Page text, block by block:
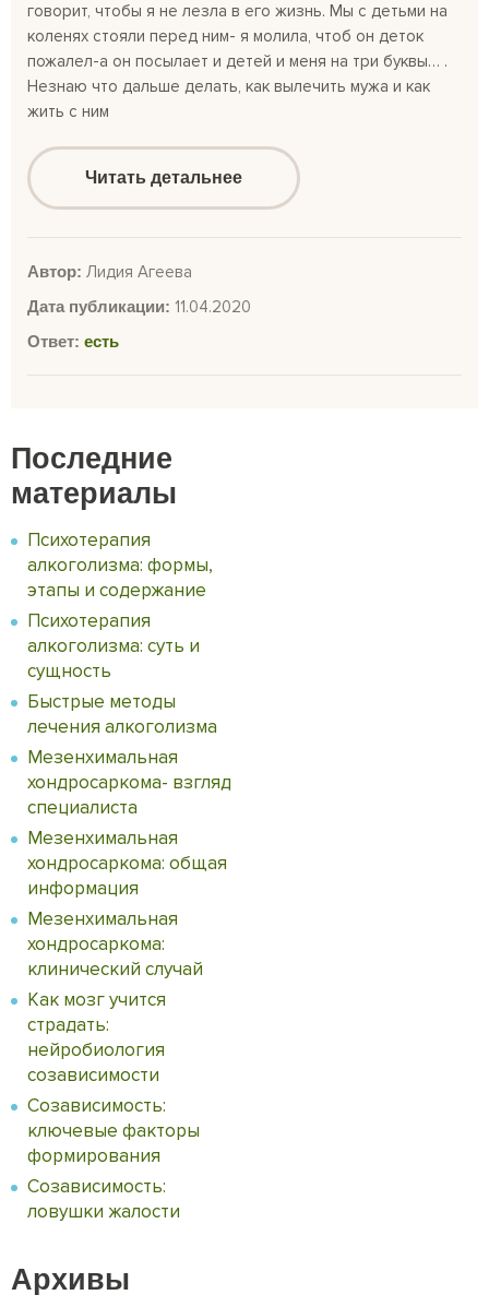
говорит, чтобы я не лезла в его жизнь. Мы с детьми на
коленях стояли перед ним- я молила, чтоб он деток
пожалел-а он посылает и детей и меня на три буквы… .
Незнаю что дальше делать, как вылечить мужа и как
жить с ним
Читать детальнее
Автор: Лидия Агеева
Дата публикации: 11.04.2020
Ответ: есть
Последние
материалы
Психотерапия
алкоголизма: формы,
этапы и содержание
Психотерапия
алкоголизма: суть и
сущность
Быстрые методы
лечения алкоголизма
Мезенхимальная
хондросаркома- взгляд
специалиста
Мезенхимальная
хондросаркома: общая
информация
Мезенхимальная
хондросаркома:
клинический случай
Как мозг учится
страдать:
нейробиология
созависимости
Созависимость:
ключевые факторы
формирования
Созависимость:
ловушки жалости
Архивы